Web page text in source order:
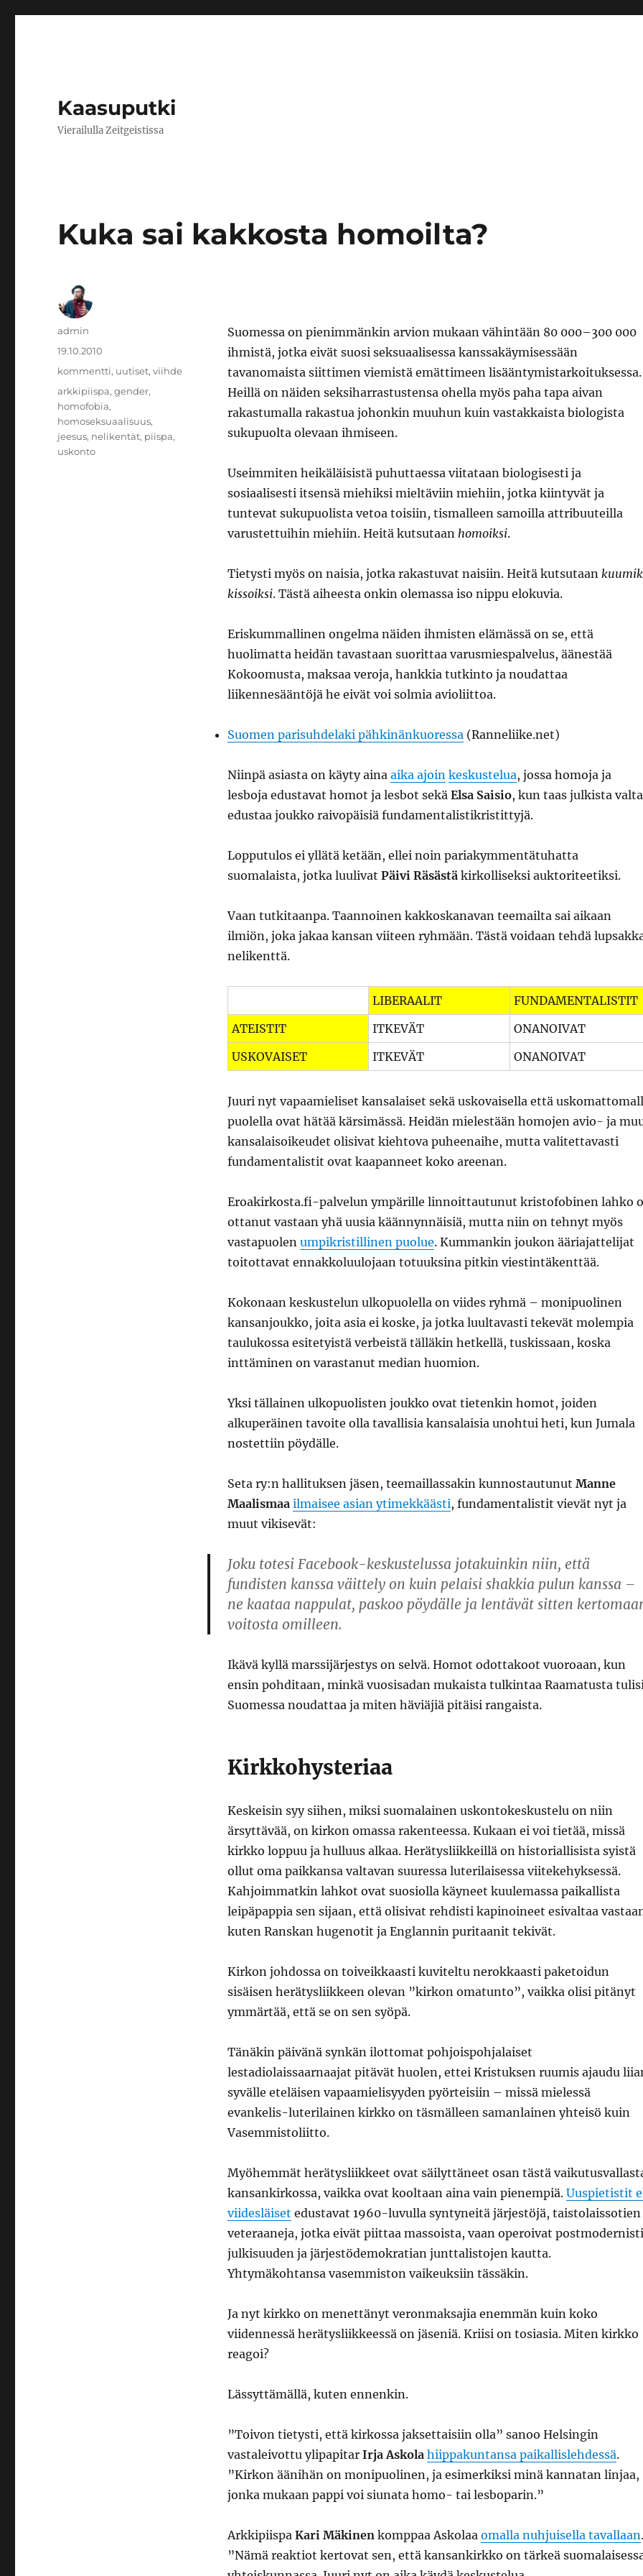
Kaasuputki
Vierailulla Zeitgeistissa
Kuka sai kakkosta homoilta?
Suomessa on pienimmänkin arvion mukaan vähintään 80 000–300 000
ihmistä, jotka eivät suosi seksuaalisessa kanssakäymisessään
tavanomaista siittimen viemistä emättimeen lisääntymistarkoituksessa.
Heillä on näiden seksiharrastustensa ohella myös paha tapa aivan
rakastumalla rakastua johonkin muuhun kuin vastakkaista biologista
sukupuolta olevaan ihmiseen.
Useimmiten heikäläisistä puhuttaessa viitataan biologisesti ja
sosiaalisesti itsensä miehiksi mieltäviin miehiin, jotka kiintyvät ja
tuntevat sukupuolista vetoa toisiin, tismalleen samoilla attribuuteilla
varustettuihin miehiin. Heitä kutsutaan homoiksi.
Tietysti myös on naisia, jotka rakastuvat naisiin. Heitä kutsutaan
kissoiksi. Tästä aiheesta onkin olemassa iso nippu elokuvia.
Eriskummallinen ongelma näiden ihmisten elämässä on se, että
huolimatta heidän tavastaan suorittaa varusmiespalvelus, äänestää
Kokoomusta, maksaa veroja, hankkia tutkinto ja noudattaa
liikennesääntöjä he eivät voi solmia avioliittoa.
Suomen parisuhdelaki pähkinänkuoressa(Ranneliike.net)
Niinpä asiasta on käyty aina aika ajoin keskustelua, jossa homoja ja
lesboja edustavat homot ja lesbot sekä Elsa Saisio, kun taas julkista
edustaa joukko raivopäisiä fundamentalistikristittyjä.
Lopputulos ei yllätä ketään, ellei noin pariakymmentätuhatta
suomalaista, jotka luulivat Päivi Räsästäkirkolliseksi auktoriteetiksi.
Vaan tutkitaanpa. Taannoinen kakkoskanavan teemailta sai aikaan
ilmiön, joka jakaa kansan viiteen ryhmään. Tästä voidaan tehdä
nelikenttä.
LIBERAALIT
FUNDAMENTALISTIT
ATEISTIT
ITKEVÄT
ONANOIVAT
USKOVAISET
ITKEVÄT ONANOIVAT
Juuri nyt vapaamieliset kansalaiset sekä uskovaisella että
puolella ovat hätää kärsimässä. Heidän mielestään homojen avio- ja
kansalaisoikeudet olisivat kiehtova puheenaihe, mutta valitettavasti
fundamentalistit ovat kaapanneet koko areenan.
Eroakirkosta.fi-palvelun ympärille linnoittautunut kristofobinen lahko
ottanut vastaan yhä uusia käännynnäisiä, mutta niin on tehnyt myös
vastapuolen umpikristillinen puolue. Kummankin joukon ääriajattelijat
toitottavat ennakkoluulojaan totuuksina pitkin viestintäkenttää.
Kokonaan keskustelun ulkopuolella on viides ryhmä – monipuolinen
kansanjoukko, joita asia ei koske, ja jotka luultavasti tekevät molempia
taulukossa esitetyistä verbeistä tälläkin hetkellä, tuskissaan, koska
inttäminen on varastanut median huomion.
Yksi tällainen ulkopuolisten joukko ovat tietenkin homot, joiden
alkuperäinen tavoite olla tavallisia kansalaisia unohtui heti, kun Jumala
nostettiin pöydälle.
Seta ry:n hallituksen jäsen, teemaillassakin kunnostautunut Manne
Maalismaa ilmaisee asian ytimekkäästi, fundamentalistit vievät nyt ja
muut vikisevät:
Joku totesi Facebook-keskustelussa jotakuinkin niin, että
fundisten kanssa väittely on kuin pelaisi shakkia pulun kanssa –
ne kaataa nappulat, paskoo pöydälle ja lentävät sitten
voitosta omilleen.
Ikävä kyllä marssijärjestys on selvä. Homot odottakoot vuoroaan, kun
ensin pohditaan, minkä vuosisadan mukaista tulkintaa Raamatusta
Suomessa noudattaa ja miten häviäjiä pitäisi rangaista.
Kirkkohysteriaa
Keskeisin syy siihen, miksi suomalainen uskontokeskustelu on niin
ärsyttävää, on kirkon omassa rakenteessa. Kukaan ei voi tietää, missä
kirkko loppuu ja hulluus alkaa. Herätysliikkeillä on historiallisista syistä
ollut oma paikkansa valtavan suuressa luterilaisessa viitekehyksessä.
Kahjoimmatkin lahkot ovat suosiolla käyneet kuulemassa paikallista
leipäpappia sen sijaan, että olisivat rehdisti kapinoineet esivaltaa
kuten Ranskan hugenotit ja Englannin puritaanit tekivät.
Kirkon johdossa on toiveikkaasti kuviteltu nerokkaasti paketoidun
sisäisen herätysliikkeen olevan ”kirkon omatunto”, vaikka olisi pitänyt
ymmärtää, että se on sen syöpä.
Tänäkin päivänä synkän ilottomat pohjoispohjalaiset
lestadiolaissaarnaajat pitävät huolen, ettei Kristuksen ruumis ajaudu
syvälle eteläisen vapaamielisyyden pyörteisiin – missä mielessä
evankelis-luterilainen kirkko on täsmälleen samanlainen yhteisö kuin
Vasemmistoliitto.
Myöhemmät herätysliikkeet ovat säilyttäneet osan tästä
kansankirkossa, vaikka ovat kooltaan aina vain pienempiä. Uuspietistit
viidesläiset edustavat 1960-luvulla syntyneitä järjestöjä, taistolaissotien
veteraaneja, jotka eivät piittaa massoista, vaan operoivat postmodernisti
julkisuuden ja järjestödemokratian junttalistojen kautta.
Yhtymäkohtansa vasemmiston vaikeuksiin tässäkin.
Ja nyt kirkko on menettänyt veronmaksajia enemmän kuin koko
viidennessä herätysliikkeessä on jäseniä. Kriisi on tosiasia. Miten kirkko
reagoi?
Lässyttämällä, kuten ennenkin.
”Toivon tietysti, että kirkossa jaksettaisiin olla” sanoo Helsingin
vastaleivottu ylipapitar Irja Askola hiippakuntansa paikallislehdessä.
”Kirkon äänihän on monipuolinen, ja esimerkiksi minä kannatan linjaa,
jonka mukaan pappi voi siunata homo- tai lesboparin.”
Arkkipiispa Kari Mäkinenkomppaa Askolaa omalla nuhjuisella tavallaan.
”Nämä reaktiot kertovat sen, että kansankirkko on tärkeä
Kirjoittaja
admin
Julkaistu
19.10.2010
Kategoriat
kommentti, uutiset,viihde
Avainsanat
arkkipiispa,gender,
homofobia,
homoseksuaalisuus,
jeesus, nelikentät, piispa,
uskonto